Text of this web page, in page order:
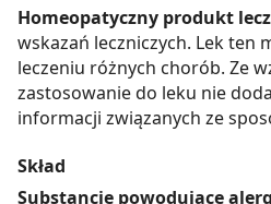
Homeopatyczny produkt
wskazań leczniczych. Lek ten
leczeniu różnych chorób. Ze
zastosowanie do leku nie
informacji związanych ze
Skład
Substancje powodujące